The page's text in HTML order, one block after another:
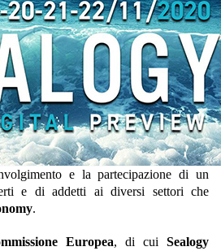
e la partecipazione di un
e di addetti ai diversi settori che
.
Europea, di cui Sealogy